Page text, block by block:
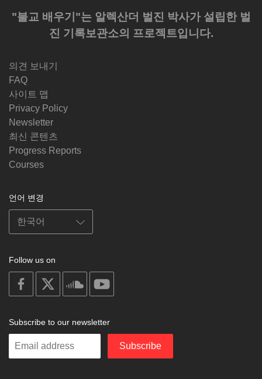
"불교 배우기"는 알렉산더 벌진 박사가 설립한 벌
진 기록보관소의 프로젝트입니다.
의견 보내기
FAQ
사이트 맵
Privacy Policy
Newsletter
최신 콘텐츠
Progress Reports
Courses
언어 변경
Follow us on
on
facebook
soundcloud
Subscribe to our newsletter
Enter
Subscribe